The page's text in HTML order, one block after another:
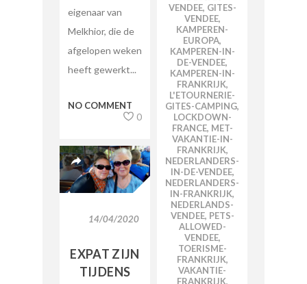
14/04/2020
EXPAT ZIJN
TIJDENS
eigenaar van
Melkhior, die de
afgelopen weken
heeft gewerkt...
NO COMMENT
0
VENDEE, GITES-
VENDEE,
KAMPEREN-
EUROPA,
KAMPEREN-IN-
DE-VENDEE,
KAMPEREN-IN-
FRANKRIJK,
L'ETOURNERIE-
GITES-CAMPING,
LOCKDOWN-
FRANCE, MET-
VAKANTIE-IN-
FRANKRIJK,
NEDERLANDERS-
IN-DE-VENDEE,
NEDERLANDERS-
IN-FRANKRIJK,
NEDERLANDS-
VENDEE, PETS-
ALLOWED-
VENDEE,
TOERISME-
FRANKRIJK,
VAKANTIE-
FRANKRIJK,